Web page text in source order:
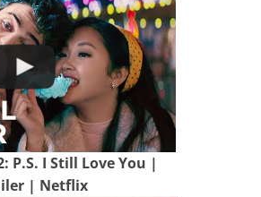
P.S. I Still Love You |
| Netflix